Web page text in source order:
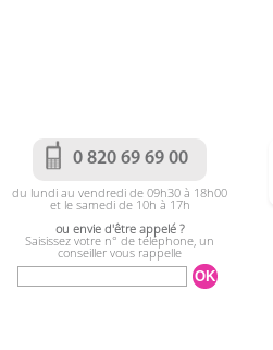
0 820 69 69 00
du lundi au vendredi de 09h30 à 18h00
et le samedi de 10h à 17h
ou envie d'être appelé ?
Saisissez votre n° de téléphone, un
conseiller vous rappelle